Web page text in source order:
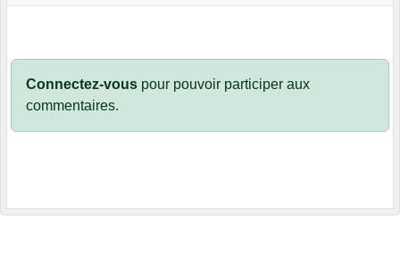
Connectez-vous pour pouvoir participer aux
commentaires.